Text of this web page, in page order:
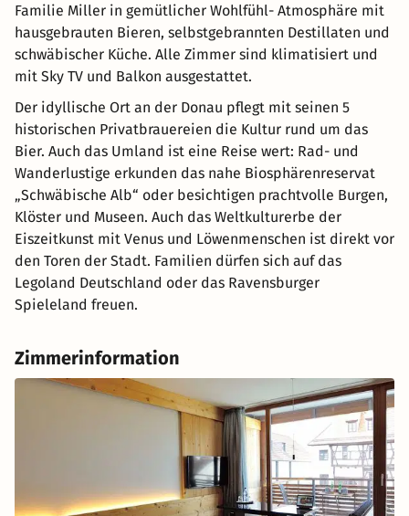
Familie Miller in gemütlicher Wohlfühl- Atmosphäre mit
hausgebrauten Bieren, selbstgebrannten Destillaten und
schwäbischer Küche. Alle Zimmer sind klimatisiert und
mit Sky TV und Balkon ausgestattet.
Der idyllische Ort an der Donau pflegt mit seinen 5
historischen Privatbrauereien die Kultur rund um das
Bier. Auch das Umland ist eine Reise wert: Rad- und
Wanderlustige erkunden das nahe Biosphärenreservat
„Schwäbische Alb“ oder besichtigen prachtvolle Burgen,
Klöster und Museen. Auch das Weltkulturerbe der
Eiszeitkunst mit Venus und Löwenmenschen ist direkt vor
den Toren der Stadt. Familien dürfen sich auf das
Legoland Deutschland oder das Ravensburger
Spieleland freuen.
Zimmerinformation